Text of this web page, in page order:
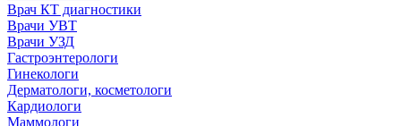
Врач КТ диагностики
Врачи УВТ
Врачи УЗД
Гастроэнтерологи
Гинекологи
Дерматологи, косметологи
Кардиологи
Маммологи